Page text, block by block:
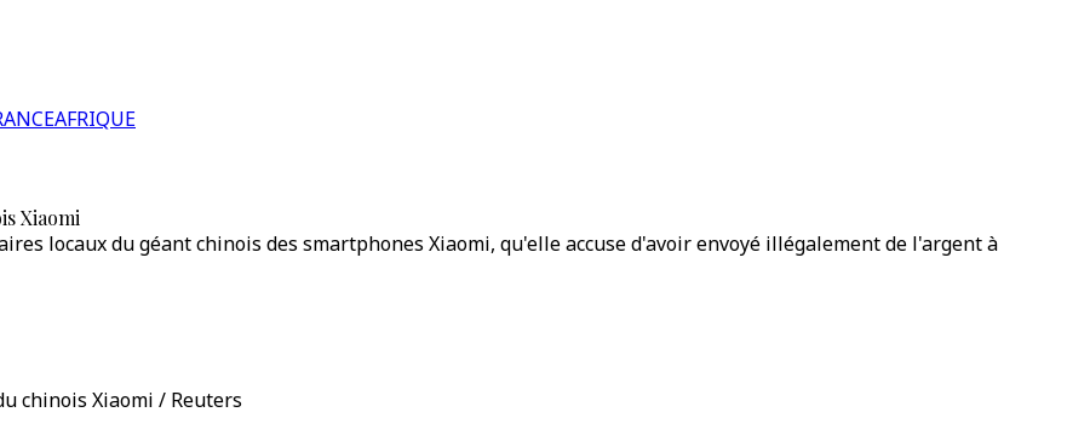
AFRIQUE
Xiaomi
locaux du géant chinois des smartphones Xiaomi, qu'elle accuse d'avoir envoyé illégalement de l'argent à
chinois Xiaomi / Reuters